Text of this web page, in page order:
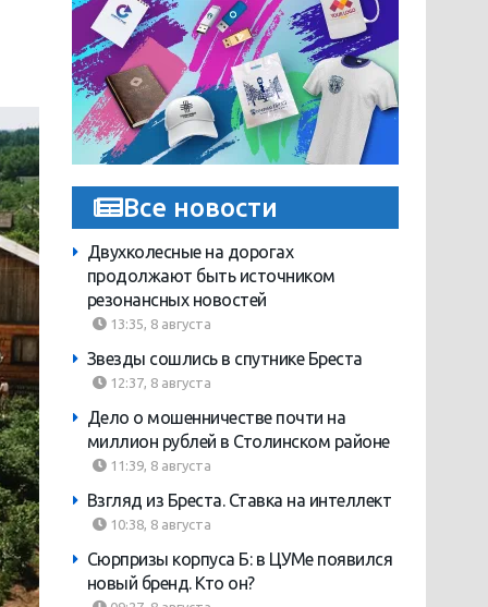
Все новости
Двухколесные на дорогах
продолжают быть источником
резонансных новостей
13:35, 8 августа
Звезды сошлись в спутнике Бреста
12:37, 8 августа
Дело о мошенничестве почти на
миллион рублей в Столинском районе
11:39, 8 августа
Взгляд из Бреста. Ставка на интеллект
10:38, 8 августа
Сюрпризы корпуса Б: в ЦУМе появился
новый бренд. Кто он?